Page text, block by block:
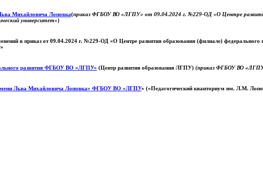
Михайловича Лоповка(приказ ФГБОУ ВО «ЛГПУ» от 09.04.2024 г. №229-ОД «О Центре развития
университет»)
в приказ от 09.04.2024 г. №229-ОД «О Центре развития образования (филиале) федерального
развития ФГБОУ ВО «ЛГПУ» (Центр развития образования ЛГПУ) (приказ ФГБОУ ВО
Льва Михайловича Лоповка» ФГБОУ ВО «ЛГПУ» («Педагогический кванториум им. Л.М.